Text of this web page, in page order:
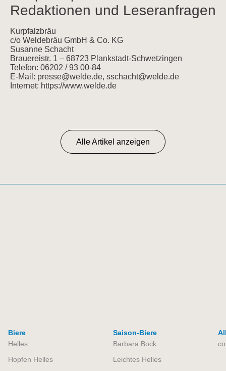
Redaktionen und Leseranfragen
Kurpfalzbräu
c/o Weldebräu GmbH & Co. KG
Susanne Schacht
Brauereistr. 1 – 68723 Plankstadt-Schwetzingen
Telefon: 06202 / 93 00-84
E-Mail: presse@welde.de, sschacht@welde.de
Internet: https://www.welde.de
Alle Artikel anzeigen
Biere
Helles
Hopfen Helles
Saison-Biere
Barbara Bock
Leichtes Helles